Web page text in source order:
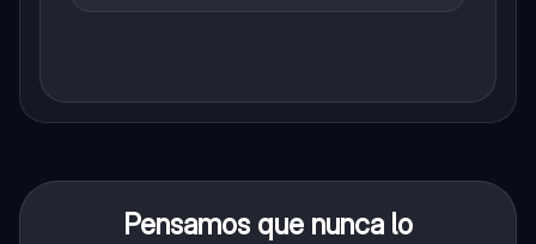
Pensamos que nunca lo